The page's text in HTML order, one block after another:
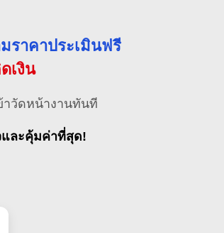
ราคาประเมินฟรี
เงิน
วัดหน้างานทันที
และคุ้มค่าที่สุด!